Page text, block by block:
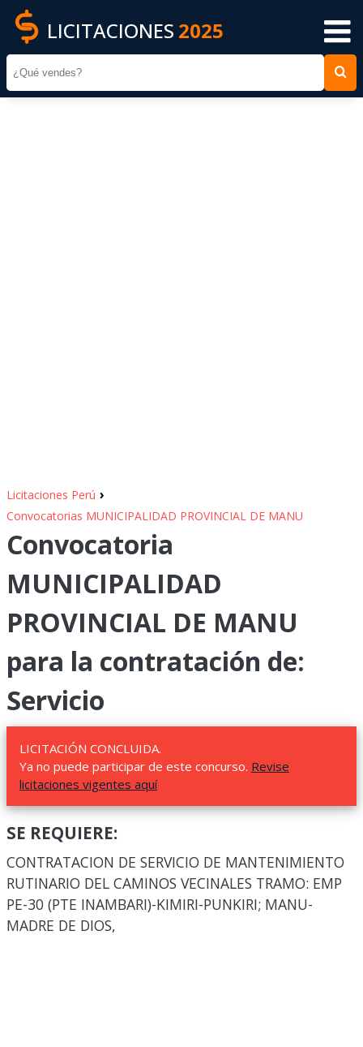
LICITACIONES 2025
Licitaciones Perú ›
Convocatorias MUNICIPALIDAD PROVINCIAL DE MANU
Convocatoria
MUNICIPALIDAD
PROVINCIAL DE MANU
para la contratación de:
Servicio
LICITACIÓN CONCLUIDA.
Ya no puede participar de este concurso. Revise
licitaciones vigentes aquí
SE REQUIERE:
CONTRATACION DE SERVICIO DE MANTENIMIENTO
RUTINARIO DEL CAMINOS VECINALES TRAMO: EMP
PE-30 (PTE INAMBARI)-KIMIRI-PUNKIRI; MANU-
MADRE DE DIOS,